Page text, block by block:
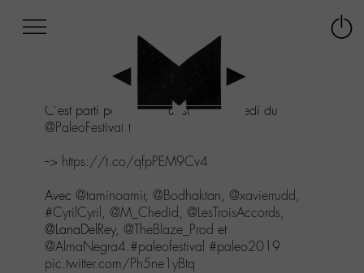
au
menu
au
Aller
recherche
C'est parti pour un retour sur le mercredi du
@PaleoFestival !
--> https://t.co/qfpPEM9Cv4
Avec @taminoamir, @Bodhaktan, @xavierrudd,
#CyrilCyril , @M_Chedid, @LesTroisAccords,
@LanaDelRey, @TheBlaze_Prod et
@AlmaNegra4.#paleofestival #paleo2019
pic.twitter.com/Ph5ne1yBtq